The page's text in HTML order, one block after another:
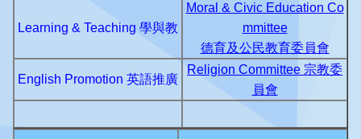
Learning & Teaching 學與教
Moral & Civic Education Co
mmittee
德育及公民教育委員會
English Promotion 英語推廣
Religion Committee 宗教委
員會